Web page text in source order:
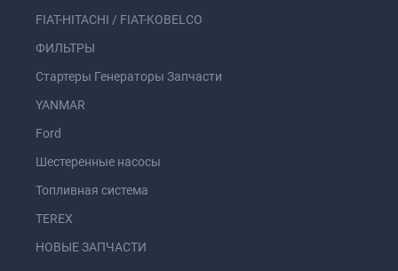
FIAT-HITACHI / FIAT-KOBELCO
ФИЛЬТРЫ
Стартеры Генераторы Запчасти
YANMAR
Ford
Шестеренные насосы
Топливная система
TEREX
НОВЫЕ ЗАПЧАСТИ